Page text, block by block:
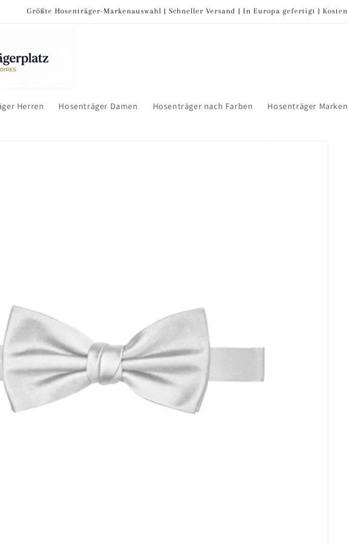
Größte Hosenträger-Markenauswahl | Schneller Versand | In Europa gefertigt |
Herren Hosenträger Damen Hosenträger nach Farben Hosenträger Marken